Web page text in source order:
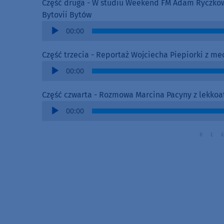
Część druga - W studiu Weekend FM Adam
Bytovii Bytów
Audio
00:00
Część trzecia - Reportaż Wojciecha Piepiorki z
Audio
00:00
Część czwarta - Rozmowa Marcina Pacyny z
Audio
00:00